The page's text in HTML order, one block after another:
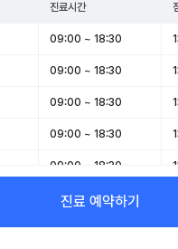
진료시간
09:00 ~ 18:30
09:00 ~ 18:30
09:00 ~ 18:30
09:00 ~ 18:30
09:00 ~ 18:30
09:00 ~ 13:30
휴무 -
진료 예약하기